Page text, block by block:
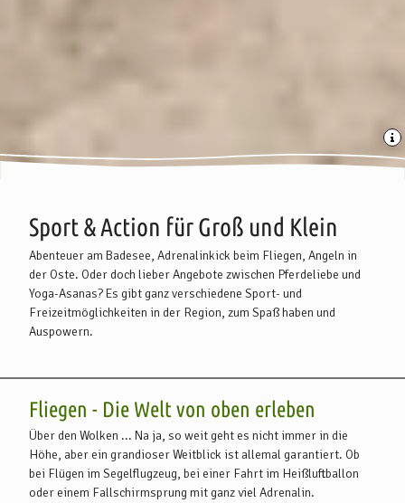
Sport & Action für Groß und Klein
Abenteuer am Badesee, Adrenalinkick beim Fliegen, Angeln in
der Oste. Oder doch lieber Angebote zwischen Pferdeliebe und
Yoga-Asanas? Es gibt ganz verschiedene Sport- und
Freizeitmöglichkeiten in der Region, zum Spaß haben und
Auspowern.
Fliegen
Fliegen - Die Welt von oben erleben
Über den Wolken ... Na ja, so weit geht es nicht immer in die
Höhe, aber ein grandioser Weitblick ist allemal garantiert. Ob
bei Flügen im Segelflugzeug, bei einer Fahrt im Heißluftballon
oder einem Fallschirmsprung mit ganz viel Adrenalin.